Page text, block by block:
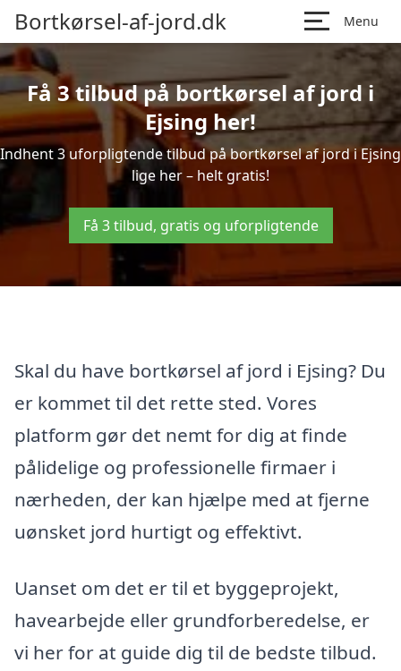
Bortkørsel-af-jord.dk Menu
Få 3 tilbud på bortkørsel af jord i
Ejsing her!
Indhent 3 uforpligtende tilbud på bortkørsel af jord i Ejsing
lige her – helt gratis!
Få 3 tilbud, gratis og uforpligtende
Skal du have bortkørsel af jord i Ejsing? Du
er kommet til det rette sted. Vores
platform gør det nemt for dig at finde
pålidelige og professionelle firmaer i
nærheden, der kan hjælpe med at fjerne
uønsket jord hurtigt og effektivt.
Uanset om det er til et byggeprojekt,
havearbejde eller grundforberedelse, er
vi her for at guide dig til de bedste tilbud.